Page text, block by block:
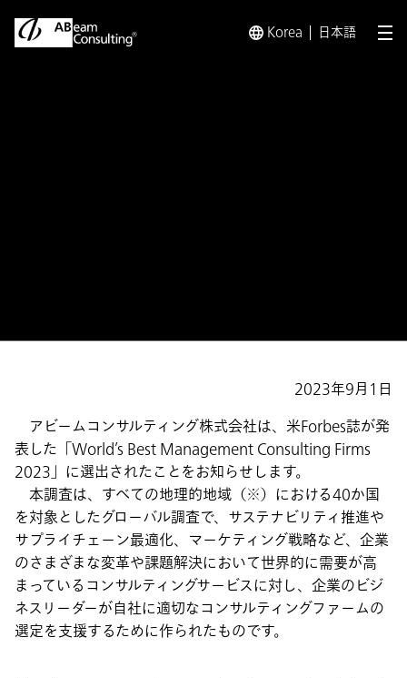
Korea 日本語 メ
2023年9月1日
アビームコンサルティング株式会社は、米Forbes誌が発
表した「World’s Best Management Consulting Firms
2023」に選出されたことをお知らせします。
本調査は、すべての地理的地域（※）における40か国
を対象としたグローバル調査で、サステナビリティ推進や
サプライチェーン最適化、マーケティング戦略など、企業
のさまざまな変革や課題解決において世界的に需要が高
まっているコンサルティングサービスに対し、企業のビジ
ネスリーダーが自社に適切なコンサルティングファームの
選定を支援するために作られたものです。